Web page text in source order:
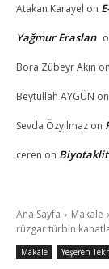
Atakan Karayel on
Yağmur Eraslan
Bora Zübeyr Akın on
Beytullah AYGÜN on
Sevda Özyılmaz on
ceren on